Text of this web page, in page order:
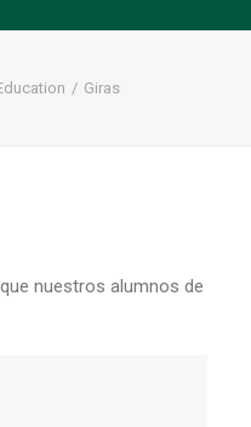
Giras
nuestros alumnos de